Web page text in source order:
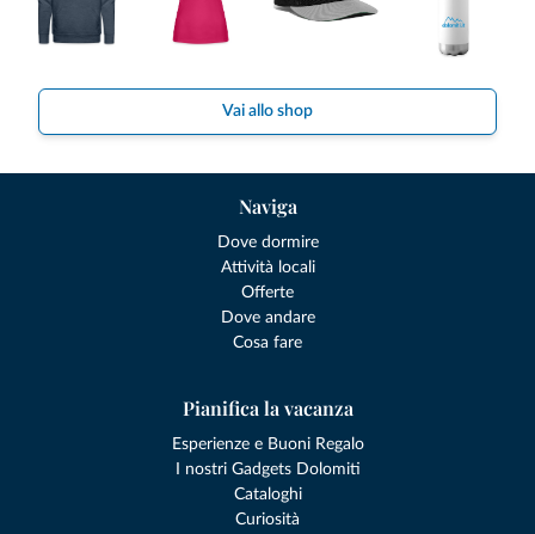
Vai allo shop
Naviga
Dove dormire
Attività locali
Offerte
Dove andare
Cosa fare
Pianifica la vacanza
Esperienze e Buoni Regalo
I nostri Gadgets Dolomiti
Cataloghi
Curiosità